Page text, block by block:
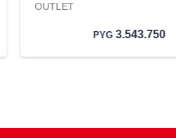
OUTLET
PYG 3.543.750